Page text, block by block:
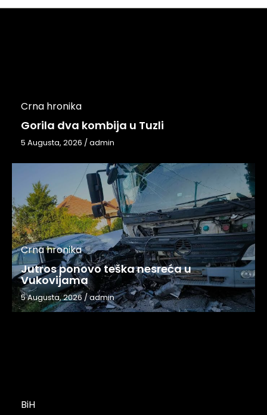
Crna hronika
Gorila dva kombija u Tuzli
5 Augusta, 2026 / admin
Crna hronika
Jutros ponovo teška nesreća u
Vukovijama
5 Augusta, 2026/admin
BiH